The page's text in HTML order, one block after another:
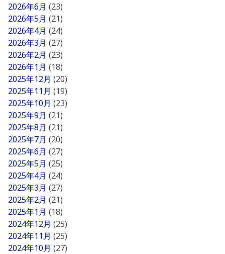
2026年6月 (23)
2026年5月 (21)
2026年4月 (24)
2026年3月 (27)
2026年2月 (23)
2026年1月 (18)
2025年12月 (20)
2025年11月 (19)
2025年10月 (23)
2025年9月 (21)
2025年8月 (21)
2025年7月 (20)
2025年6月 (27)
2025年5月 (25)
2025年4月 (24)
2025年3月 (27)
2025年2月 (21)
2025年1月 (18)
2024年12月 (25)
2024年11月 (25)
2024年10月 (27)